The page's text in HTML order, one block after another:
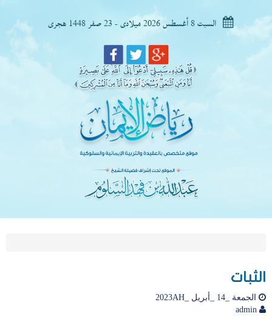
السبت 8 أغسطس 2026 ميلادى - 23 صفر 1448 هجرى
الثبات
الجمعة _14 _أبريل _2023AH